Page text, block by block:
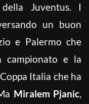
Juventus. I
un buon
e Palermo che
campionato e la
Italia che ha
Miralem Pjanic,